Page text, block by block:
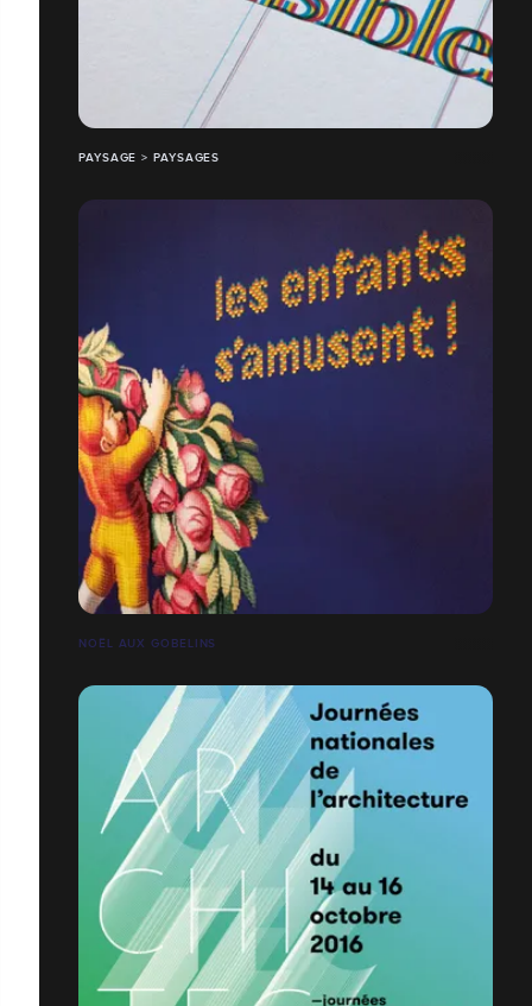
PAYSAGE > PAYSAGES
NOËL AUX GOBELINS